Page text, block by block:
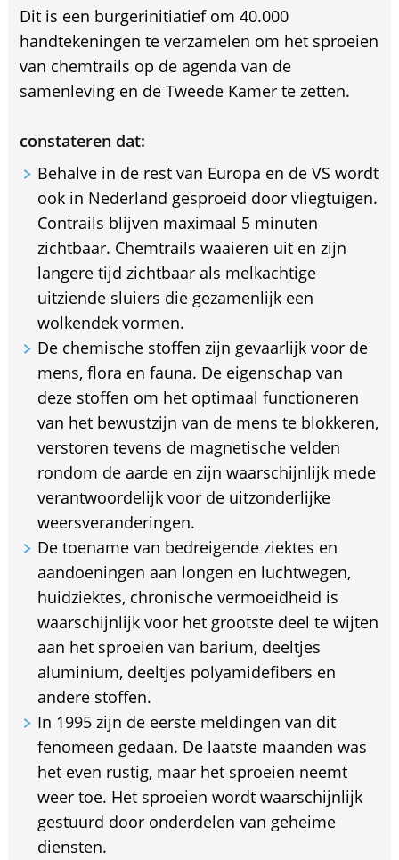
Dit is een burgerinitiatief om 40.000
handtekeningen te verzamelen om het sproeien
van chemtrails op de agenda van de
samenleving en de Tweede Kamer te zetten.
constateren dat:
Behalve in de rest van Europa en de VS wordt
ook in Nederland gesproeid door vliegtuigen.
Contrails blijven maximaal 5 minuten
zichtbaar. Chemtrails waaieren uit en zijn
langere tijd zichtbaar als melkachtige
uitziende sluiers die gezamenlijk een
wolkendek vormen.
De chemische stoffen zijn gevaarlijk voor de
mens, flora en fauna. De eigenschap van
deze stoffen om het optimaal functioneren
van het bewustzijn van de mens te blokkeren,
verstoren tevens de magnetische velden
rondom de aarde en zijn waarschijnlijk mede
verantwoordelijk voor de uitzonderlijke
weersveranderingen.
De toename van bedreigende ziektes en
aandoeningen aan longen en luchtwegen,
huidziektes, chronische vermoeidheid is
waarschijnlijk voor het grootste deel te wijten
aan het sproeien van barium, deeltjes
aluminium, deeltjes polyamidefibers en
andere stoffen.
In 1995 zijn de eerste meldingen van dit
fenomeen gedaan. De laatste maanden was
het even rustig, maar het sproeien neemt
weer toe. Het sproeien wordt waarschijnlijk
gestuurd door onderdelen van geheime
diensten.